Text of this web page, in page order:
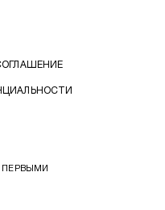
ПЕРВЫМИ